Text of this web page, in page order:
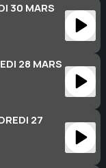
30 MARS
28 MARS
27